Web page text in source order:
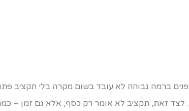
ברמה גבוהה לא עובד בשום מקרה בלי תקציב
לצד זאת, תקציב לא אומר רק כסף, אלא גם זמן –